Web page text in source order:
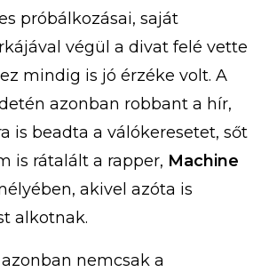
próbálkozásai, saját
végül a divat felé vette
mindig is jó érzéke volt. A
azonban robbant a hír,
is beadta a válókeresetet, sőt
is rátalált a rapper, Machine
akivel azóta is
alkotnak.
nemcsak a